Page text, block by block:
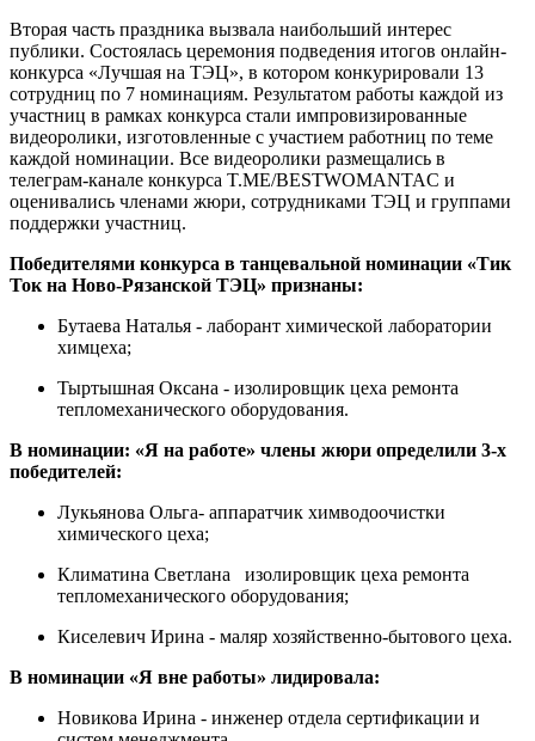
Вторая часть праздника вызвала наибольший интерес
публики. Состоялась церемония подведения итогов онлайн-
конкурса «Лучшая на ТЭЦ», в котором конкурировали 13
сотрудниц по 7 номинациям. Результатом работы каждой из
участниц в рамках конкурса стали импровизированные
видеоролики, изготовленные с участием работниц по теме
каждой номинации. Все видеоролики размещались в
телеграм-канале конкурса T.ME/BESTWOMANTAC и
оценивались членами жюри, сотрудниками ТЭЦ и группами
поддержки участниц.
Победителями конкурса в танцевальной номинации «Тик
Ток на Ново-Рязанской ТЭЦ» признаны:
Бутаева Наталья - лаборант химической лаборатории
химцеха;
Тыртышная Оксана - изолировщик цеха ремонта
тепломеханического оборудования.
В номинации: «Я на работе» члены жюри определили 3-х
победителей:
Лукьянова Ольга- аппаратчик химводоочистки
химического цеха;
Климатина Светлана изолировщик цеха ремонта
тепломеханического оборудования;
Киселевич Ирина - маляр хозяйственно-бытового цеха.
В номинации «Я вне работы» лидировала:
Новикова Ирина - инженер отдела сертификации и